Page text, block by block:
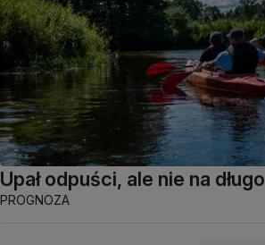
Upał odpuści, ale nie na długo
PROGNOZA